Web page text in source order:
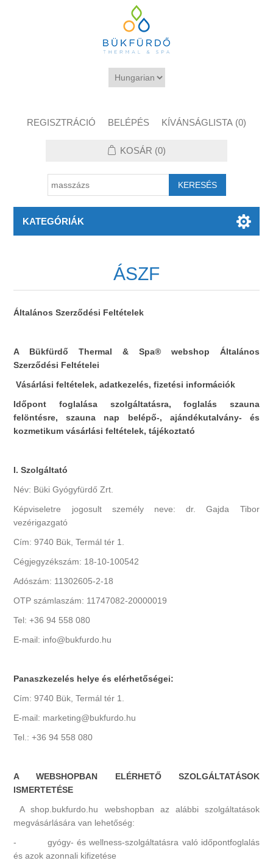
REGISZTRÁCIÓ BELÉPÉS KÍVÁNSÁGLISTA (0)
KOSÁR (0)
KATEGÓRIÁK
ÁSZF
Általános Szerződési Feltételek
A Bükfürdő Thermal & Spa® webshop Általános
Szerződési Feltételei
Vásárlási feltételek, adatkezelés, fizetési információk
Időpont foglalása szolgáltatásra, foglalás szauna
felöntésre, szauna nap belépő-, ajándékutalvány- és
kozmetikum vásárlási feltételek, tájékoztató
I. Szolgáltató
Név: Büki Gyógyfürdő Zrt.
Képviseletre jogosult személy neve: dr. Gajda Tibor
vezérigazgató
Cím: 9740 Bük, Termál tér 1.
Cégjegyzékszám: 18-10-100542
Adószám: 11302605-2-18
OTP számlaszám: 11747082-20000019
Tel: +36 94 558 080
E-mail: info@bukfurdo.hu
Panaszkezelés helye és elérhetőségei:
Cím: 9740 Bük, Termál tér 1.
E-mail: marketing@bukfurdo.hu
Tel.: +36 94 558 080
A WEBSHOPBAN ELÉRHETŐ SZOLGÁLTATÁSOK
ISMERTETÉSE
A shop.bukfurdo.hu webshopban az alábbi szolgáltatások
megvásárlására van lehetőség:
- gyógy- és wellness-szolgáltatásra való időpontfoglalás
és azok azonnali kifizetése